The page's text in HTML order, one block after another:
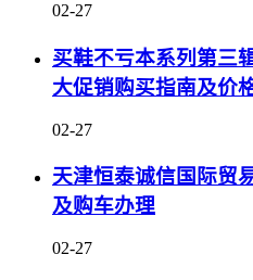
02-27
买鞋不亏本系列第三
大促销购买指南及价
02-27
天津恒泰诚信国际贸
及购车办理
02-27